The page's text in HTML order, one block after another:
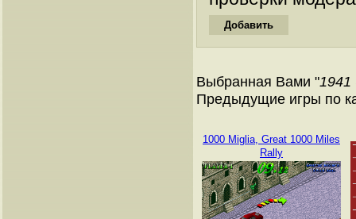
Выбранная Вами "1941
Предыдущие игры по
1000 Miglia, Great 1000 Miles
Rally